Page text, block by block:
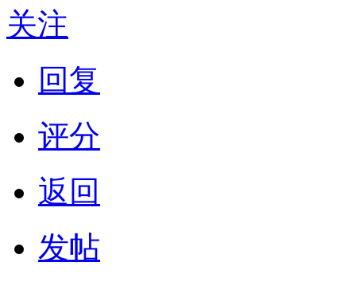
关注
回复
评分
返回
发帖